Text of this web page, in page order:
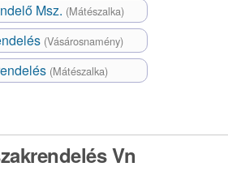
Msz. (Mátészalka)
(Vásárosnamény)
(Mátészalka)
Vn